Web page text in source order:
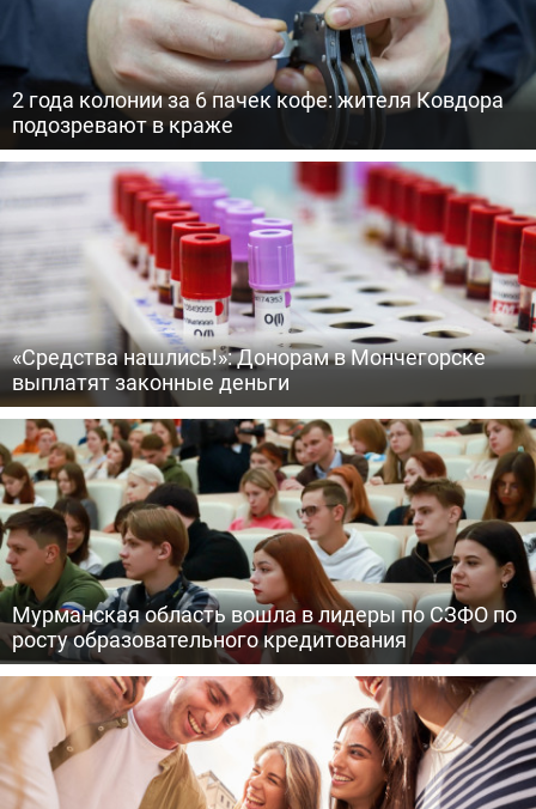
2 года колонии за 6 пачек кофе: жителя Ковдора
подозревают в краже
«Средства нашлись!»: Донорам в Мончегорске
выплатят законные деньги
Мурманская область вошла в лидеры по СЗФО по
росту образовательного кредитования